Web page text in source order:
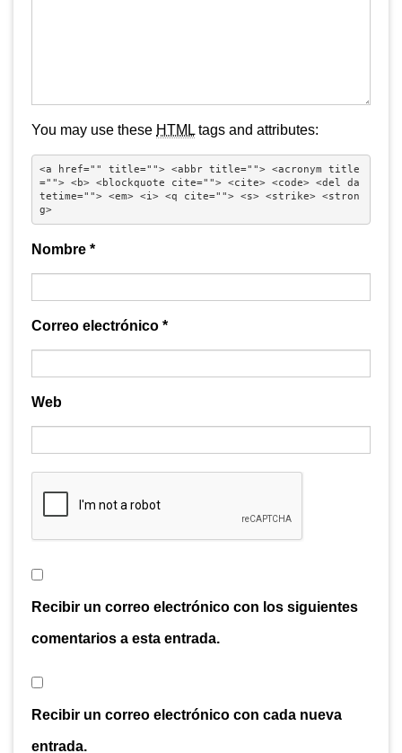
You may use these HTML tags and attributes:
<a href="" title=""> <abbr title=""> <acronym title
=""> <b> <blockquote cite=""> <cite> <code> <del da
tetime=""> <em> <i> <q cite=""> <s> <strike> <stron
g>
Nombre *
Correo electrónico *
Web
Recibir un correo electrónico con los siguientes
comentarios a esta entrada.
Recibir un correo electrónico con cada nueva
entrada.